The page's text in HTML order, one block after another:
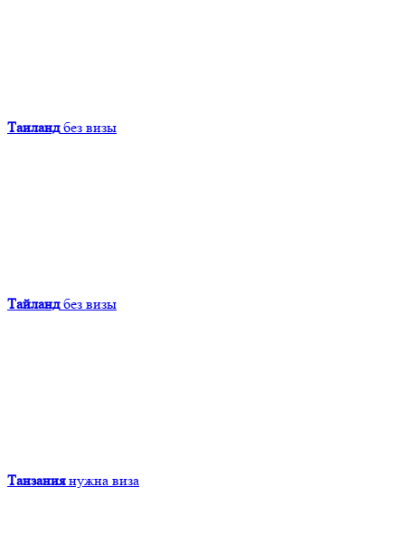
Таиланд без визы
Тайланд без визы
Танзания нужна виза